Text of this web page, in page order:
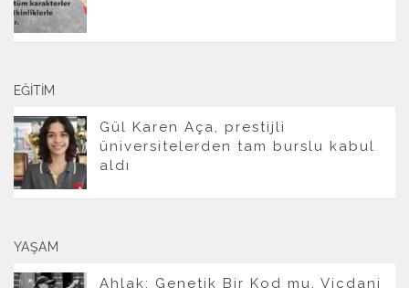
EĞITIM
Gül Karen Aça, prestijli
üniversitelerden tam burslu kabul
aldı
YAŞAM
Ahlak: Genetik Bir Kod mu, Vicdani